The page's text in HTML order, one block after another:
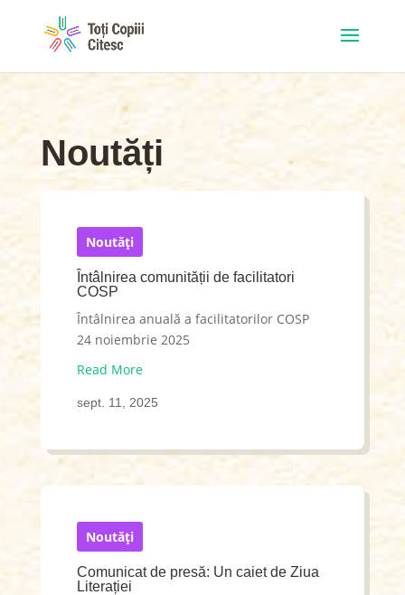
Noutăți
Noutăți
Întâlnirea comunității de facilitatori
COSP
Întâlnirea anuală a facilitatorilor COSP
24 noiembrie 2025
Read More
sept. 11, 2025
Noutăți
Comunicat de presă: Un caiet de Ziua
Literației